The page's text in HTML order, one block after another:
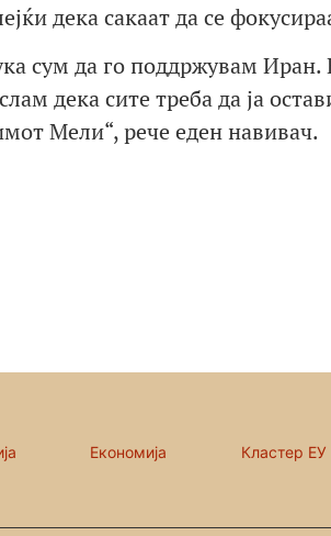
дека сакаат да се
сум да го поддржувам
дека сите треба да ја
Мели“, рече еден навивач.
Економија Кластер ЕУ